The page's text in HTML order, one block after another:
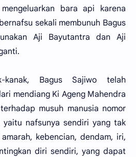
bara api karena
sekali membunuh Bagus
Aji Bayutantra dan Aji
kanak, Bagus Sajiwo telah
mendiang Ki Ageng Mahendra
musuh manusia nomor
nafsunya sendiri yang tak
kebencian, dendam, iri,
diri sendiri, yang dapat